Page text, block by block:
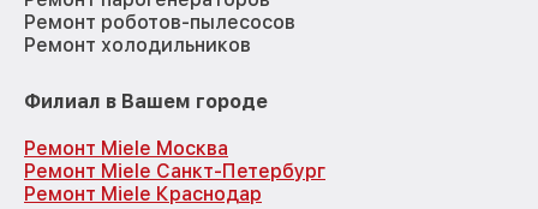
Ремонт роботов-пылесосов
Ремонт холодильников
Филиал в Вашем городе
Ремонт Miele Москва
Ремонт Miele Санкт-Петербург
Ремонт Miele Краснодар